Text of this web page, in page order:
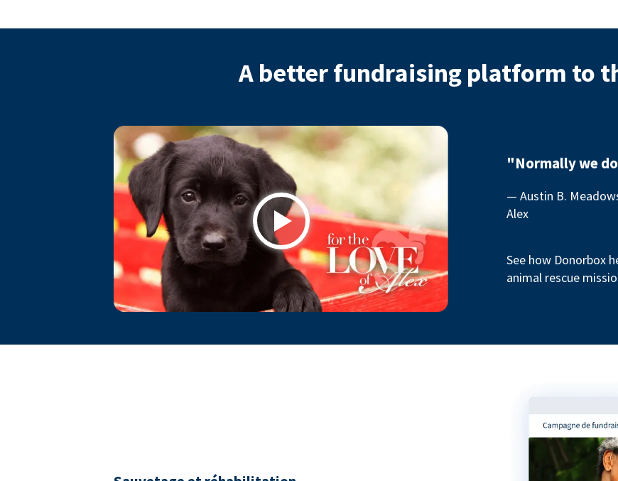
A better fundraising platform to
Play
"Normally we
— Austin B.
Alex
See how Donorbox
animal rescue